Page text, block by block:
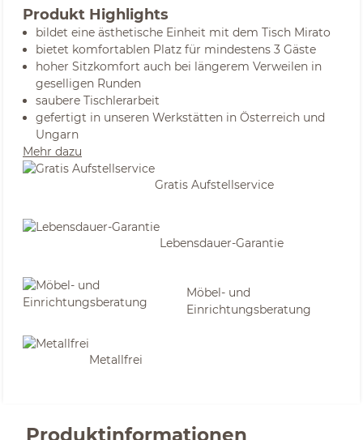
Produkt Highlights
bildet eine ästhetische Einheit mit dem Tisch Mirato
bietet komfortablen Platz für mindestens 3 Gäste
hoher Sitzkomfort auch bei längerem Verweilen in
geselligen Runden
saubere Tischlerarbeit
gefertigt in unseren Werkstätten in Österreich und
Ungarn
Mehr dazu
Gratis Aufstellservice
Lebensdauer-Garantie
Möbel- und
Einrichtungsberatung
Metallfrei
Produktinformationen